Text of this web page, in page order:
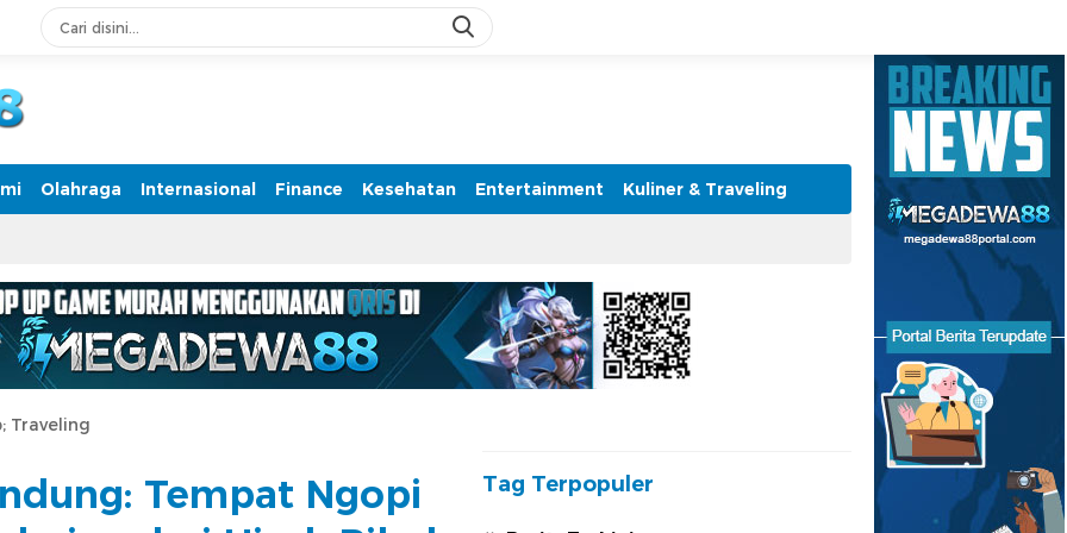
Terpercaya
Olahraga Internasional Finance Kesehatan Entertainment Kuliner & Traveling
Traveling
Tempat Ngopi
Tag Terpopuler